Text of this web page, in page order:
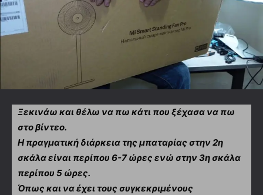
Ξεκινάω και θέλω να πω κάτι που ξέχασα να πω
στο βίντεο.
Η πραγματική διάρκεια της μπαταρίας στην 2η
σκάλα είναι περίπου 6-7 ώρες ενώ στην 3η σκάλα
περίπου 5 ώρες.
Όπως και να έχει τους συγκεκριμένους